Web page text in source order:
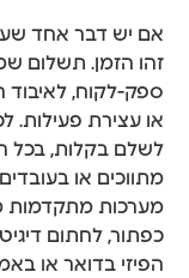
אם יש דבר אחד
זהו הזמן. תשלום
ספק-לקוח, לאיבוד
או עצירת פעילות.
לשלם בקלות, בכל
מתווכים או
מערכות מתקדמות
כפתור, לחתום
הפיזי בדואר או